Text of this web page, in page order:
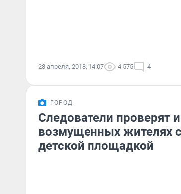
28 апреля, 2018, 14:07 4 575 4
ГОРОД
Следователи проверят
возмущенных жителях
детской площадкой